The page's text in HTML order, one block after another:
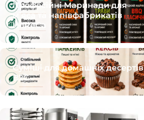
Професійні Маринади для
м’яса та напівфабрикатів
HoReCa
Суміші для домашніх десертів
B2C